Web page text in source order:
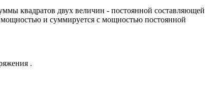
квадратов двух величин - постоянной составляющей
мощностью и суммируется с мощностью постоянной
.